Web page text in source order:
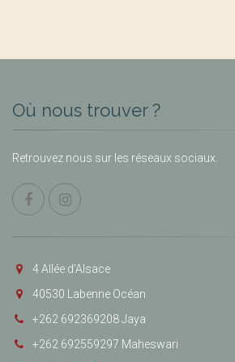
Où nous trouver ?
Retrouvez nous sur les réseaux sociaux.
4 Allée d’Alsace
40530 Labenne Océan
+262 692369208 Jaya
+262 692559297 Maheswari